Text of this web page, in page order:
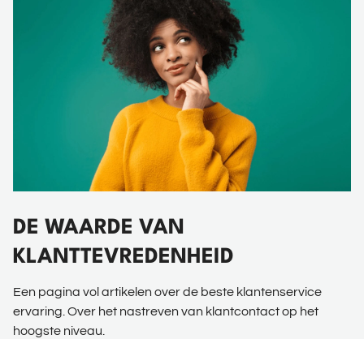
DE WAARDE VAN
KLANTTEVREDENHEID
Een pagina vol artikelen over de beste klantenservice
ervaring. Over het nastreven van klantcontact op het
hoogste niveau.